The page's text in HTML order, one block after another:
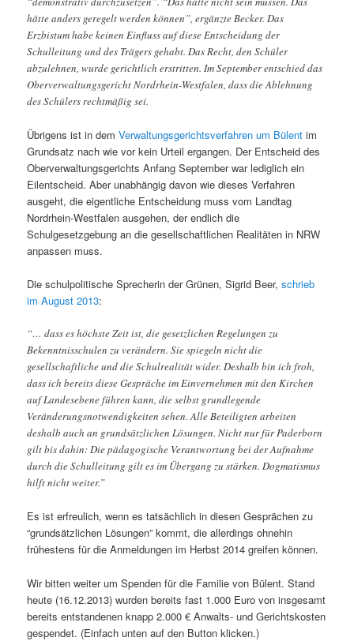
hätte anders geregelt werden können”, ergänzte Becker. Das
Erzbistum habe keinen Einfluss auf diese Entscheidung der
Schulleitung und des Trägers gehabt. Das Recht, den Schüler
abzulehnen, wurde gerichtlich erstritten. Im September entschied das
Oberverwaltungsgericht Nordrhein-Westfalen, dass die Ablehnung
des Schülers rechtmäßig sei.
Übrigens ist in demVerwaltungsgerichtsverfahren um Bülent im
Grundsatz nach wie vor kein Urteil ergangen. Der Entscheid des
Oberverwaltungsgerichts Anfang September war lediglich ein
Eilentscheid. Aber unabhängig davon wie dieses Verfahren
ausgeht, die eigentliche Entscheidung muss vom Landtag
Nordrhein-Westfalen ausgehen, der endlich die
Schulgesetzgebung an die gesellschaftlichen Realitäten in NRW
anpassen muss.
Die schulpolitische Sprecherin der Grünen, Sigrid Beer,schrieb
im August 2013:
“… dass es höchste Zeit ist, die gesetzlichen Regelungen zu
Bekenntnisschulen zu verändern. Sie spiegeln nicht die
gesellschaftliche und die Schulrealität wider. Deshalb bin ich froh,
dass ich bereits diese Gespräche im Einvernehmen mit den Kirchen
auf Landesebene führen kann, die selbst grundlegende
Veränderungsnotwendigkeiten sehen. Alle Beteiligten arbeiten
deshalb auch an grundsätzlichen Lösungen. Nicht nur für Paderborn
gilt bis dahin: Die pädagogische Verantwortung bei der Aufnahme
durch die Schulleitung gilt es im Übergang zu stärken. Dogmatismus
hilft nicht weiter.”
Es ist erfreulich, wenn es tatsächlich in diesen Gesprächen zu
“grundsätzlichen Lösungen” kommt, die allerdings ohnehin
frühestens für die Anmeldungen im Herbst 2014 greifen können.
Wir bitten weiter um Spenden für die Familie von Bülent. Stand
heute (16.12.2013) wurden bereits fast 1.000 Euro von insgesamt
bereits entstandenen knapp 2.000 € Anwalts- und Gerichtskosten
gespendet. (Einfach unten auf den Button klicken.)